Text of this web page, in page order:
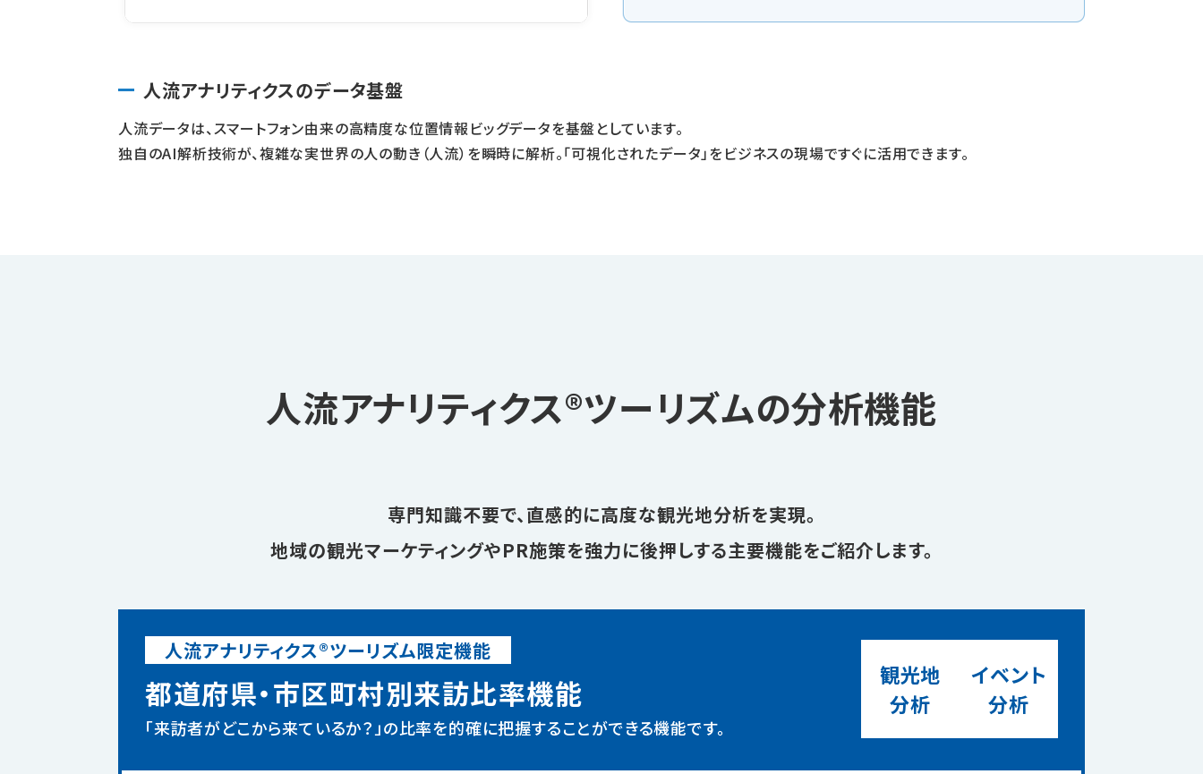
人流アナリティクスのデータ基盤
人流データは、スマートフォン由来の高精度な位置情報ビッグデータを基盤としています。
独自のAI解析技術が、複雑な実世界の人の動き（人流）を瞬時に解析。「可視化されたデータ」をビジネスの現場ですぐに活用できます。
人流アナリティクス®ツーリズムの分析機能
専門知識不要で、直感的に高度な観光地分析を実現。
地域の観光マーケティングやPR施策を強力に後押しする主要機能をご紹介します。
人流アナリティクス®ツーリズム限定機能
都道府県・市区町村別来訪比率機能
「来訪者がどこから来ているか？」の比率を的確に把握することができる機能です。
観光地
分析
イベント
分析